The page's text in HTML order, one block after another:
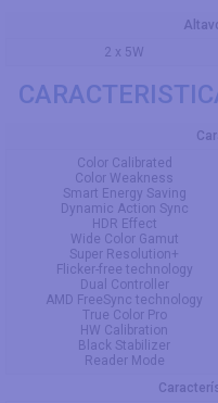
2 x 5W
Color Calibrated
Color Weakness
Smart Energy Saving
Dynamic Action Sync
HDR Effect
Wide Color Gamut
Super Resolution+
Flicker-free technology
Dual Controller
AMD FreeSync technology
True Color Pro
HW Calibration
Black Stabilizer
Reader Mode